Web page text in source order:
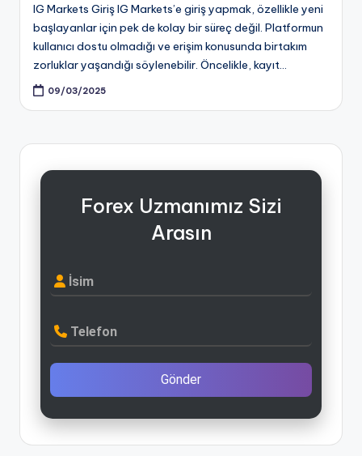
IG Markets Giriş IG Markets’e giriş yapmak, özellikle yeni
başlayanlar için pek de kolay bir süreç değil. Platformun
kullanıcı dostu olmadığı ve erişim konusunda birtakım
zorluklar yaşandığı söylenebilir. Öncelikle, kayıt…
09/03/2025
Forex Uzmanımız Sizi
Arasın
İsim
Telefon
Gönder